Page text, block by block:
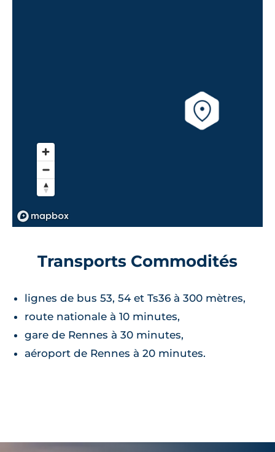
Transports Commodités
lignes de bus 53, 54 et Ts36 à 300 mètres,
route nationale à 10 minutes,
gare de Rennes à 30 minutes,
aéroport de Rennes à 20 minutes.